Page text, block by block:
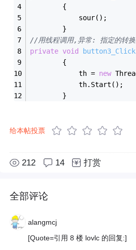
        {
            sour();
        }
//用线程调用,异常: 指定的转
private void button3_Click
        {
            th =
new
            th.Start();
        }
给本帖投票
212 14 打赏
全部评论
alangmcj
[Quote=引用 8 楼 lovlc 的回复:]